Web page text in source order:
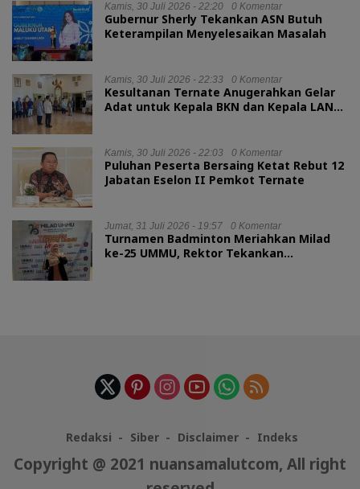
Kamis, 30 Juli 2026 - 22:20 0 Komentar
Gubernur Sherly Tekankan ASN Butuh
Keterampilan Menyelesaikan Masalah
Kamis, 30 Juli 2026 - 22:33 0 Komentar
Kesultanan Ternate Anugerahkan Gelar
Adat untuk Kepala BKN dan Kepala LAN
Kamis, 30 Juli 2026 - 22:03 0 Komentar
Puluhan Peserta Bersaing Ketat Rebut 12
Jabatan Eselon II Pemkot Ternate
Jumat, 31 Juli 2026 - 19:57 0 Komentar
Turnamen Badminton Meriahkan Milad
ke-25 UMMU, Rektor Tekankan
Redaksi Siber Disclaimer Indeks
Copyright @ 2021 nuansamalutcom, All right